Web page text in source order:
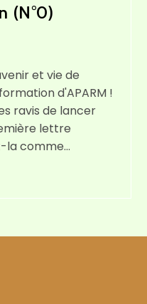
(N°0)
et vie de
d'APARM !
ravis de lancer
lettre
la comme…